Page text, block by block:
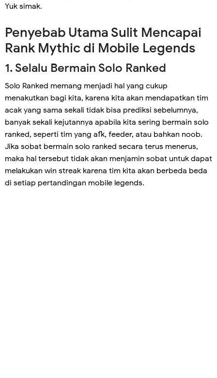
Yuk simak.
Penyebab Utama Sulit Mencapai
Rank Mythic di Mobile Legends
1. Selalu Bermain Solo Ranked
Solo Ranked memang menjadi hal yang cukup
menakutkan bagi kita, karena kita akan mendapatkan tim
acak yang sama sekali tidak bisa prediksi sebelumnya,
banyak sekali kejutannya apabila kita sering bermain solo
ranked, seperti tim yang afk, feeder, atau bahkan noob.
Jika sobat bermain solo ranked secara terus menerus,
maka hal tersebut tidak akan menjamin sobat untuk dapat
melakukan win streak karena tim kita akan berbeda beda
di setiap pertandingan mobile legends.